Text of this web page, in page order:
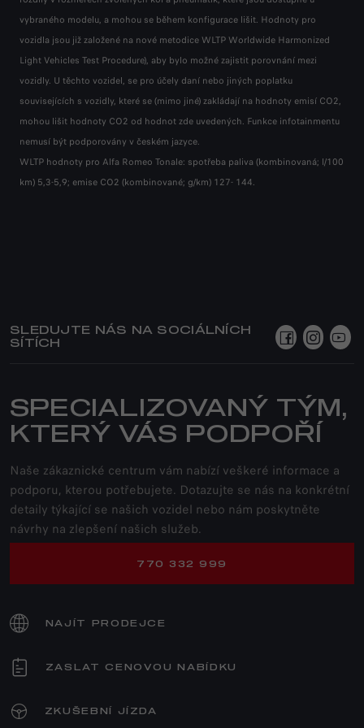
vybraného modelu, a mohou se během konfigurace lišit. Hodnoty pro
vozidla jsou již založené na nové metodice WLTP Worldwide Harmonized
Light Vehicles Test Procedure), aby bylo možné zajistit porovnání mezi
vozidly. U těchto vozidel, se pro účely daní nebo jiných poplatku
souvisejících s vozidly, které se (mimo jiné) zakládají na hodnoty emisí CO2,
mohou lišit hodnoty CO2 od hodnot zde uvedených. Funkce infotainmentu
nemusí být podporovány v českém jazyce.
WLTP hodnoty pro Alfa Romeo Tonale: spotřeba paliva (kombinovaná; l/100
km) 5,3-5,9; emise CO2 (kombinované; g/km) 127- 144.
vybraného modelu, a mohou se během konfigurace lišit. Hodnoty pro
vozidla jsou již založené na nové metodice WLTP Worldwide Harmonized
Light Vehicles Test Procedure), aby bylo možné zajistit porovnání mezi
vozidly. U těchto vozidel, se pro účely daní nebo jiných poplatku
souvisejících s vozidly, které se (mimo jiné) zakládají na hodnoty emisí CO2,
mohou lišit hodnoty CO2 od hodnot zde uvedených. Funkce infotainmentu
nemusí být podporovány v českém jazyce.
WLTP hodnoty pro Alfa Romeo Tonale: spotřeba paliva (kombinovaná; l/100
km) 5,3-5,9; emise CO2 (kombinované; g/km) 127- 144.
vybraného modelu, a mohou se během konfigurace lišit. Hodnoty pro
vozidla jsou již založené na nové metodice WLTP Worldwide Harmonized
Light Vehicles Test Procedure), aby bylo možné zajistit porovnání mezi
vozidly. U těchto vozidel, se pro účely daní nebo jiných poplatku
souvisejících s vozidly, které se (mimo jiné) zakládají na hodnoty emisí CO2,
mohou lišit hodnoty CO2 od hodnot zde uvedených. Funkce infotainmentu
nemusí být podporovány v českém jazyce.
WLTP hodnoty pro Alfa Romeo Tonale: spotřeba paliva (kombinovaná; l/100
km) 5,3-5,9; emise CO2 (kombinované; g/km) 127- 144.
SLEDUJTE NÁS NA SOCIÁLNÍCH
SÍTÍCH
SPECIALIZOVANÝ TÝM,
KTERÝ VÁS PODPOŘÍ
Naše zákaznické centrum vám nabízí veškeré informace a
podporu, kterou potřebujete. Dotazujte se nás na konkrétní
detaily týkající se našich vozidel nebo nám poskytněte
návrhy na zlepšení našich služeb.
770 332 999
NAJÍT PRODEJCE
ZASLAT CENOVOU NABÍDKU
ZKUŠEBNÍ JÍZDA